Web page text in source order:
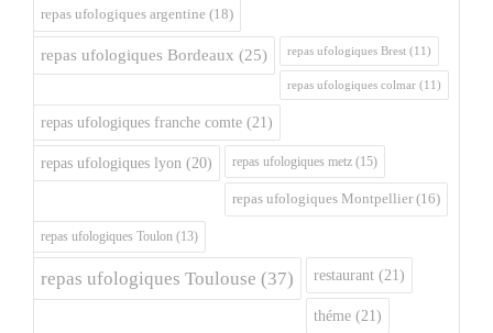
repas ufologiques argentine (18)
repas ufologiques Bordeaux (25) repas ufologiques Brest (11)
repas ufologiques colmar (11)
repas ufologiques franche comte (21)
repas ufologiques lyon (20) repas ufologiques metz (15)
repas ufologiques Montpellier (16)
repas ufologiques Toulon (13)
repas ufologiques Toulouse (37) restaurant (21)
théme (21)